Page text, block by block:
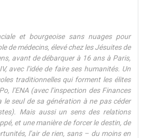
et bourgeoise sans nuages pour
de médecins, élevé chez les Jésuites de
avant de débarquer à 16 ans à Paris,
avec l’idée de faire ses humanités. Un
traditionnelles qui forment les élites
l’ENA (avec l’inspection des Finances
le seul de sa génération à ne pas céder
Mais aussi un sens des relations
et une manière de forcer le destin, de
l’air de rien, sans – du moins en